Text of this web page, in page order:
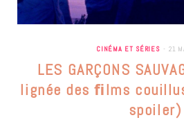
CINÉMA ET SÉRIES 21
LES GARÇONS
lignée des ﬁlms
spoiler)